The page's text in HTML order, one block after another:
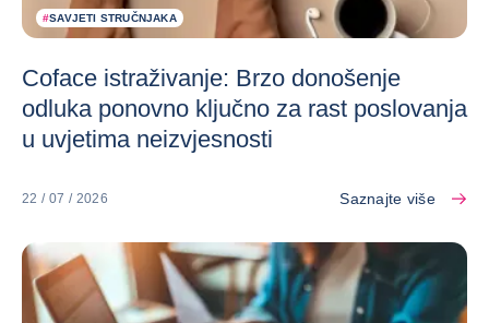
#SAVJETI STRUČNJAKA
Coface istraživanje: Brzo donošenje
odluka ponovno ključno za rast poslovanja
u uvjetima neizvjesnosti
22 / 07 / 2026 Saznajte više